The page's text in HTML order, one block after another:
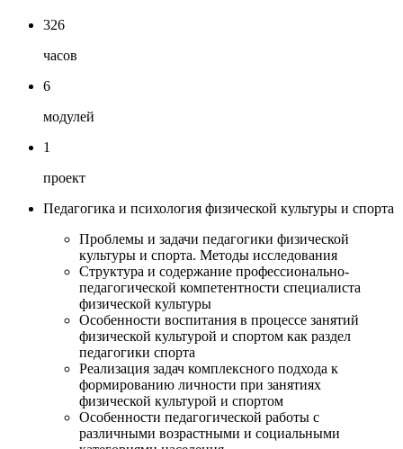
326
часов
6
модулей
1
проект
Педагогика и психология физической культуры и спорта
Проблемы и задачи педагогики физической
культуры и спорта. Методы исследования
Структура и содержание профессионально-
педагогической компетентности специалиста
физической культуры
Особенности воспитания в процессе занятий
физической культурой и спортом как раздел
педагогики спорта
Реализация задач комплексного подхода к
формированию личности при занятиях
физической культурой и спортом
Особенности педагогической работы с
различными возрастными и социальными